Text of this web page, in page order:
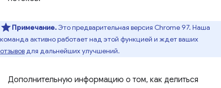
Примечание.Это предварительная версия Chrome 97. Наша
команда активно работает над этой функцией и ждет ваших
отзывовдля дальнейших улучшений.
Дополнительную информацию о том, как делиться